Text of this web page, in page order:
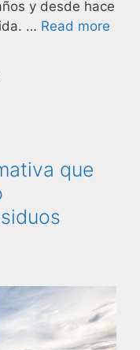
y desde hace
… Read more
que